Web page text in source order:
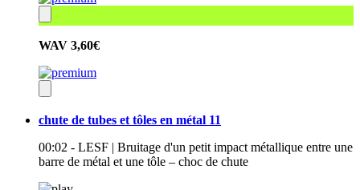
WAV 3,60€
chute de tubes et tôles en métal 11
00:02 - LESF | Bruitage d'un petit impact métallique entre une
barre de métal et une tôle – choc de chute